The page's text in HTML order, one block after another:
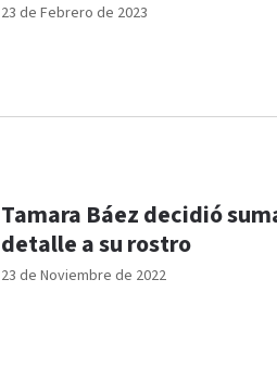
23 de Febrero de 2023
23 de Noviembre de 2022
Tamara Báez decidió
detalle a su rostro